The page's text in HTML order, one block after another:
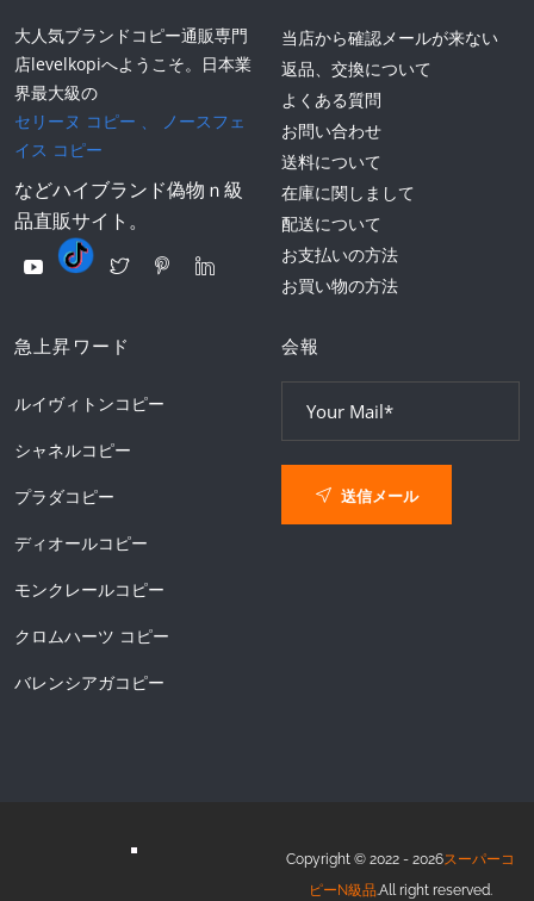
大人気ブランドコピー通販専門
店levelkopiへようこそ。日本業
界最大級の
セリーヌ コピー 、
ノースフェ
イス コピー
などハイブランド偽物ｎ級
品直販サイト。
当店から確認メールが来ない
返品、交換について
よくある質問
お問い合わせ
送料について
在庫に関しまして
配送について
お支払いの方法
お買い物の方法
急上昇ワード
ルイヴィトンコピー
シャネルコピー
プラダコピー
ディオールコピー
モンクレールコピー
クロムハーツ コピー
バレンシアガコピー
会報
送信メール
Copyright © 2022 - 2026スーパーコ
ピーN級品.All right reserved.